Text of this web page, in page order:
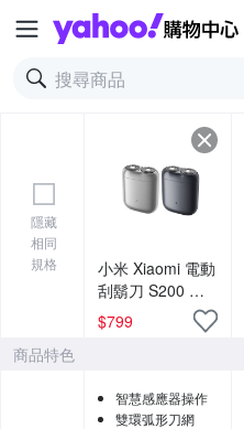
隱藏
相同
規格
小米 Xiaomi 電動
刮鬍刀 S200 官
方旗艦館
$799
商品特色
智慧感應器操作
雙環弧形刀網